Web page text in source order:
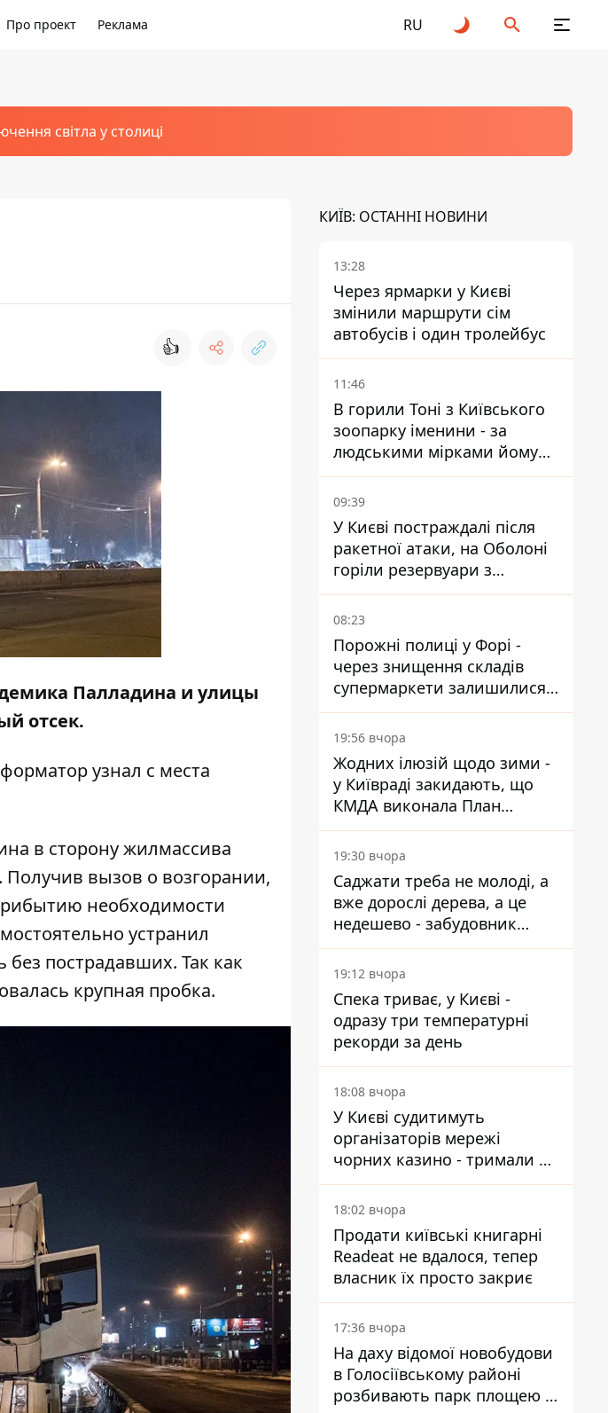
Про проект Реклама RU
світла у столиці
👍
Палладина и улицы
отсек.
узнал с места
в сторону жилмассива
вызов о возгорании,
необходимости
устранил
без пострадавших. Так как
крупная пробка.
КИЇВ: ОСТАННІ НОВИНИ
13:28
Через ярмарки у Києві
змінили маршрути сім
автобусів і один тролейбус
11:46
В горили Тоні з Київського
зоопарку іменини - за
людськими мірками йому
вже понад 90 років
09:39
У Києві постраждалі після
ракетної атаки, на Оболоні
горіли резервуари з
паливом
08:23
Порожні полиці у Форі -
через знищення складів
супермаркети залишилися
без асортименту
19:56 вчора
Жодних ілюзій щодо зими -
у Київраді закидають, що
КМДА виконала План
стійкості на 20%
19:30 вчора
Саджати треба не молоді, а
вже дорослі дерева, а це
недешево - забудовник
Ніконов
19:12 вчора
Спека триває, у Києві -
одразу три температурні
рекорди за день
18:08 вчора
У Києві судитимуть
організаторів мережі
чорних казино - тримали 39
закладів
18:02 вчора
Продати київські книгарні
Readeat не вдалося, тепер
власник їх просто закриє
17:36 вчора
На даху відомої новобудови
в Голосіївському районі
розбивають парк площею в